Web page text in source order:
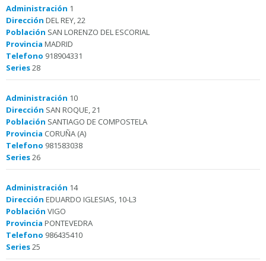
Administración 1
Dirección DEL REY, 22
Población SAN LORENZO DEL ESCORIAL
Provincia MADRID
Telefono 918904331
Series28
Administración 10
Dirección SAN ROQUE, 21
Población SANTIAGO DE COMPOSTELA
Provincia CORUÑA (A)
Telefono 981583038
Series26
Administración 14
Dirección EDUARDO IGLESIAS, 10-L3
Población VIGO
Provincia PONTEVEDRA
Telefono 986435410
Series25